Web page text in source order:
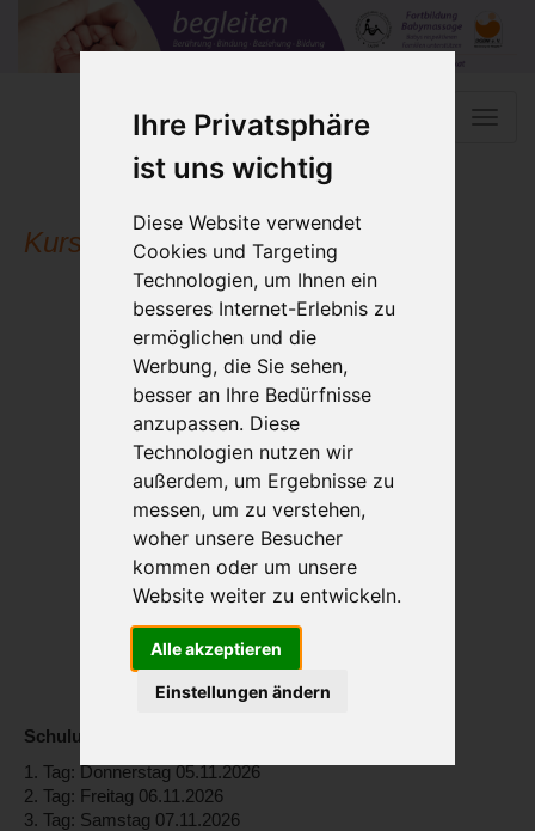
Ihre Privatsphäre
ist uns wichtig
Diese Website verwendet
Cookies und Targeting
Technologien, um Ihnen ein
besseres Internet-Erlebnis zu
ermöglichen und die
Werbung, die Sie sehen,
besser an Ihre Bedürfnisse
anzupassen. Diese
Technologien nutzen wir
außerdem, um Ergebnisse zu
messen, um zu verstehen,
woher unsere Besucher
kommen oder um unsere
Website weiter zu entwickeln.
Alle akzeptieren
Einstellungen ändern
Toggle
Kursleiterausbildung in Berlin
Schulungstage:
1. Tag: Donnerstag 05.11.2026
2. Tag: Freitag 06.11.2026
3. Tag: Samstag 07.11.2026